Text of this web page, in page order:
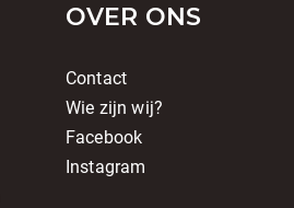
OVER ONS
Contact
Wie zijn wij?
Facebook
Instagram